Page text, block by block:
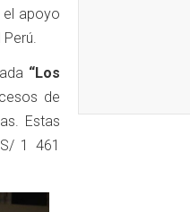
el apoyo
“Los
de
Estas
1 461